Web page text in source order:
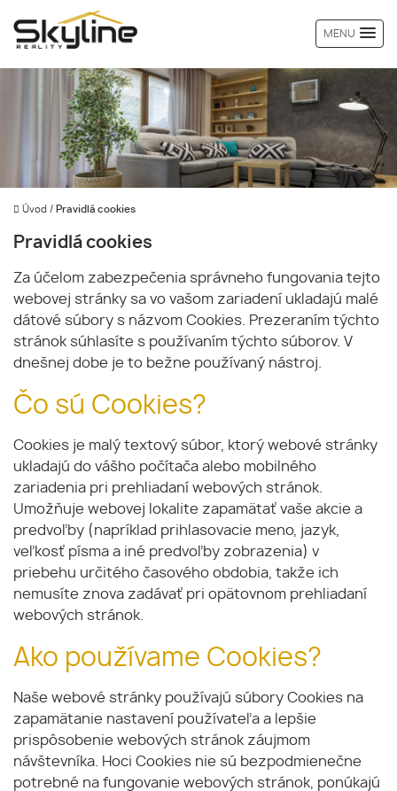
MENU
Úvod / Pravidlá cookies
Pravidlá cookies
Za účelom zabezpečenia správneho fungovania tejto
webovej stránky sa vo vašom zariadení ukladajú malé
dátové súbory s názvom Cookies. Prezeraním týchto
stránok súhlasíte s používaním týchto súborov. V
dnešnej dobe je to bežne používaný nástroj.
Čo sú Cookies?
Cookies je malý textový súbor, ktorý webové stránky
ukladajú do vášho počítača alebo mobilného
zariadenia pri prehliadaní webových stránok.
Umožňuje webovej lokalite zapamätať vaše akcie a
predvoľby (napríklad prihlasovacie meno, jazyk,
veľkosť písma a iné predvoľby zobrazenia) v
priebehu určitého časového obdobia, takže ich
nemusíte znova zadávať pri opätovnom prehliadaní
webových stránok.
Ako používame Cookies?
Naše webové stránky používajú súbory Cookies na
zapamätanie nastavení používateľa a lepšie
prispôsobenie webových stránok záujmom
návštevníka. Hoci Cookies nie sú bezpodmienečne
potrebné na fungovanie webových stránok, ponúkajú